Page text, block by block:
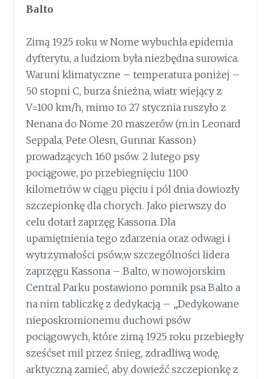
Balto
Zimą 1925 roku w Nome wybuchła epidemia
dyfterytu, a ludziom była niezbędna surowica.
Waruni klimatyczne – temperatura poniżej –
50 stopni C, burza śnieżna, wiatr wiejący z
V=100 km/h, mimo to 27 stycznia ruszyło z
Nenana do Nome 20 maszerów (m.in Leonard
Seppala, Pete Olesn, Gunnar Kasson)
prowadzących 160 psów. 2 lutego psy
pociągowe, po przebiegnięciu 1100
kilometrów w ciągu pięciu i pól dnia dowiozły
szczepionkę dla chorych. Jako pierwszy do
celu dotarł zaprzęg Kassona. Dla
upamiętnienia tego zdarzenia oraz odwagi i
wytrzymałości psów,w szczególności lidera
zaprzęgu Kassona – Balto, w nowojorskim
Central Parku postawiono pomnik psa Balto a
na nim tabliczkę z dedykacją – „Dedykowane
nieposkromionemu duchowi psów
pociągowych, które zimą 1925 roku przebiegły
sześćset mil przez śnieg, zdradliwą wodę,
arktyczną zamieć, aby dowieźć szczepionkę z